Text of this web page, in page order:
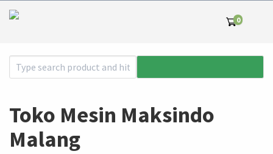
0
Toko Mesin Maksindo
Malang